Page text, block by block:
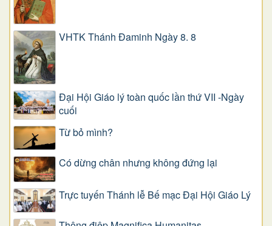
VHTK Thánh Đaminh Ngày 8. 8
Đại Hội Giáo lý toàn quốc lần thứ VII -Ngày
cuối
Từ bỏ mình?
Có dừng chân nhưng không đứng lại
Trực tuyến Thánh lễ Bế mạc Đại Hội Giáo Lý